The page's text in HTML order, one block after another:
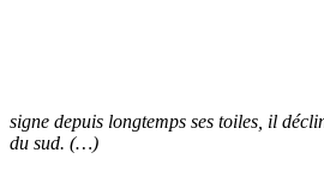
signe depuis longtemps ses toiles, il
du sud. (…)